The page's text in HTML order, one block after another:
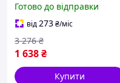
Прикроватний торшер в
спальню, Підлог Готово до
відправки
Готово до відправки
від273₴/міс
1 638₴
3 276 ₴
Купити